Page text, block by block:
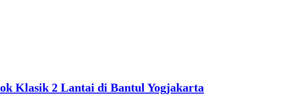
Klasik 2 Lantai di Bantul Yogjakarta